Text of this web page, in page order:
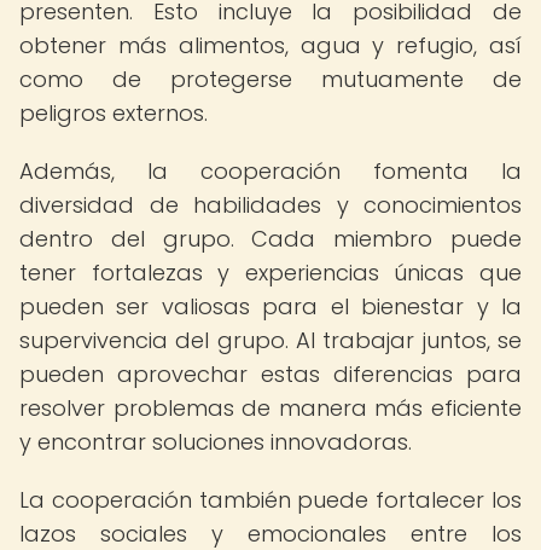
presenten. Esto incluye la posibilidad de
obtener más alimentos, agua y refugio, así
como de protegerse mutuamente de
peligros externos.
Además, la cooperación fomenta la
diversidad de habilidades y conocimientos
dentro del grupo. Cada miembro puede
tener fortalezas y experiencias únicas que
pueden ser valiosas para el bienestar y la
supervivencia del grupo. Al trabajar juntos, se
pueden aprovechar estas diferencias para
resolver problemas de manera más eficiente
y encontrar soluciones innovadoras.
La cooperación también puede fortalecer los
lazos sociales y emocionales entre los